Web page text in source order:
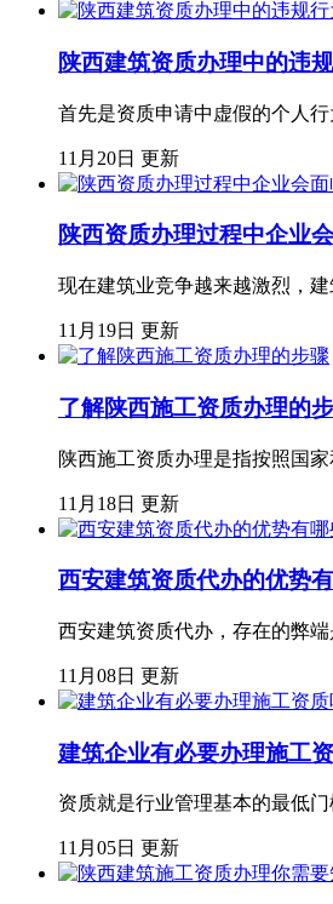
陕西建筑资质办理中的违
首先是资质申请中虚假的个人
11月20日 更新
陕西资质办理过程中企业
现在建筑业竞争越来越激烈，
11月19日 更新
了解陕西施工资质办理的
陕西施工资质办理是指按照国
11月18日 更新
西安建筑资质代办的优势
西安建筑资质代办，存在的弊
11月08日 更新
建筑企业有必要办理施工
资质就是行业管理基本的最低
11月05日 更新